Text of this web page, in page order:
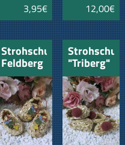
3,95€ 12,00€
Strohschuh
Feldberg
mit Hexe
4cm
"Triberg"
weinrot
4cm